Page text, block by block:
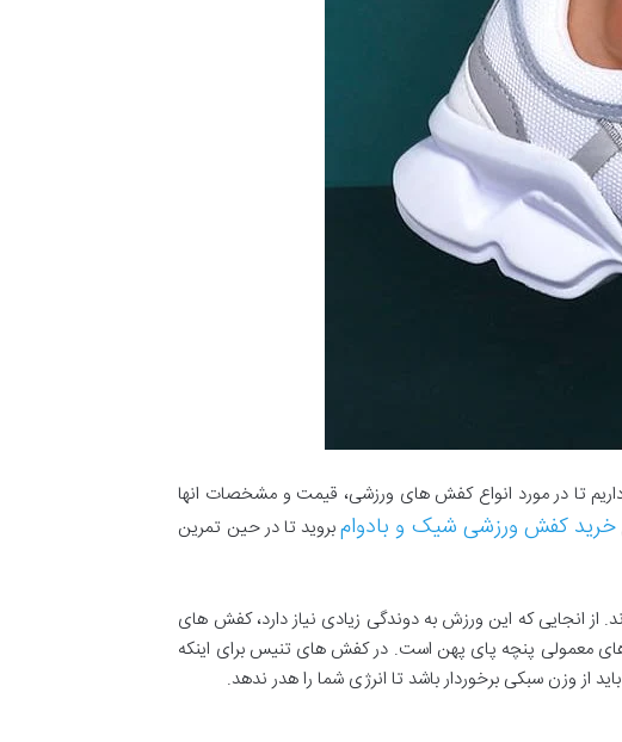
داریم تا در مورد انواع کفش های ورزشی، قیمت و مشخصات انها
خرید کفش ورزشی شیک و بادوامبروید تا در حین تمرین
که این ورزش به دوندگی زیادی نیاز دارد، کفش های
معمولی پنچه پای پهن است. در کفش های تنیس برای اینکه
وزن سبکی برخوردار باشد تا انرژی شما را هدر ندهد.